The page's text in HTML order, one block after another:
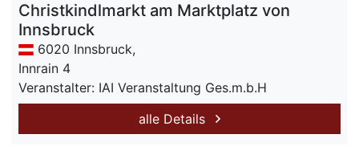
Christkindlmarkt am Marktplatz von
Innsbruck
6020 Innsbruck,
Innrain 4
Veranstalter: IAI Veranstaltung Ges.m.b.H
alle Details